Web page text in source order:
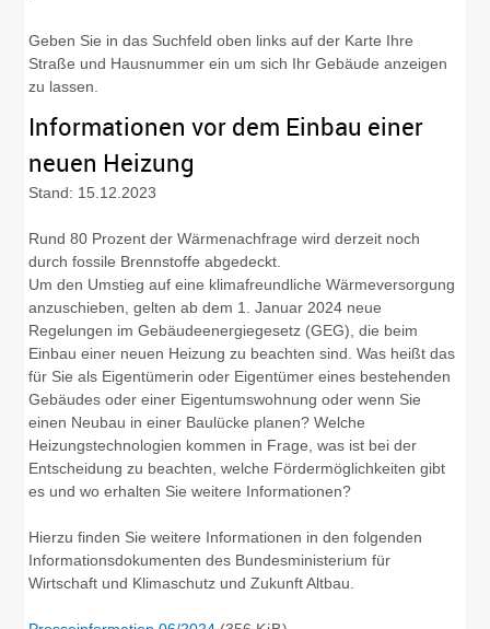
Geben Sie in das Suchfeld oben links auf der Karte Ihre
Straße und Hausnummer ein um sich Ihr Gebäude anzeigen
zu lassen.
Informationen vor dem Einbau einer
neuen Heizung
Stand: 15.12.2023
Rund 80 Prozent der Wärmenachfrage wird derzeit noch
durch fossile Brennstoffe abgedeckt.
Um den Umstieg auf eine klimafreundliche Wärmeversorgung
anzuschieben, gelten ab dem 1. Januar 2024 neue
Regelungen im Gebäudeenergiegesetz (GEG), die beim
Einbau einer neuen Heizung zu beachten sind. Was heißt das
für Sie als Eigentümerin oder Eigentümer eines bestehenden
Gebäudes oder einer Eigentumswohnung oder wenn Sie
einen Neubau in einer Baulücke planen? Welche
Heizungstechnologien kommen in Frage, was ist bei der
Entscheidung zu beachten, welche Fördermöglichkeiten gibt
es und wo erhalten Sie weitere Informationen?
Hierzu finden Sie weitere Informationen in den folgenden
Informationsdokumenten des Bundesministerium für
Wirtschaft und Klimaschutz und Zukunft Altbau.